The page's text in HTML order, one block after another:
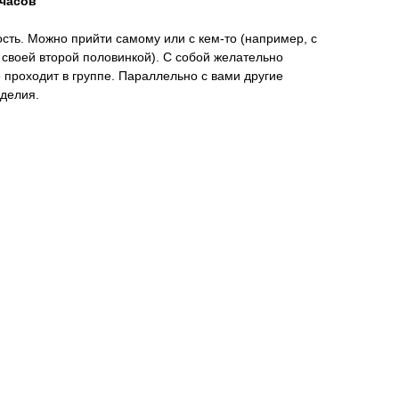
Можно прийти самому или с кем-то (например, с
второй половинкой). С собой желательно
в группе. Параллельно с вами другие